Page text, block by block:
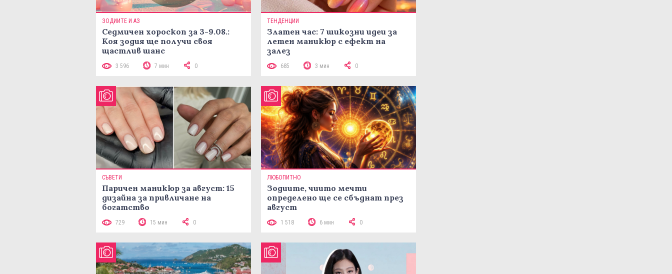
ЗОДИИТЕ И АЗ
Седмичен хороскоп за 3-9.08.:
Коя зодия ще получи своя
щастлив шанс
3 596 7 мин 0
ТЕНДЕНЦИИ
Златен час: 7 шикозни идеи за
летен маникюр с ефект на
залез
685 3 мин 0
СЪВЕТИ
Паричен маникюр за август: 15
дизайна за привличане на
богатство
729 15 мин 0
ЛЮБОПИТНО
Зодиите, чиито мечти
определено ще се сбъднат през
август
1 518 6 мин 0